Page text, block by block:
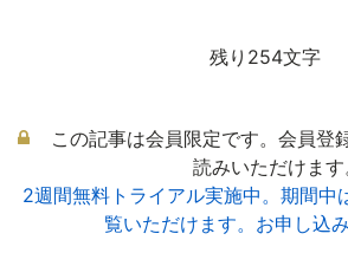
残り254文字
この記事は会員限定です。会員登
読みいただけます
2週間無料トライアル実施中。期間中
覧いただけます。お申し込